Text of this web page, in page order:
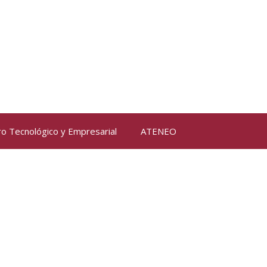
Tecnológico y Empresarial ATENEO